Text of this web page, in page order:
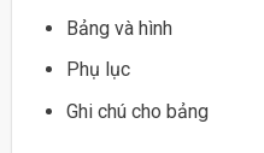
Bảng và hình
Phụ lục
Ghi chú cho bảng